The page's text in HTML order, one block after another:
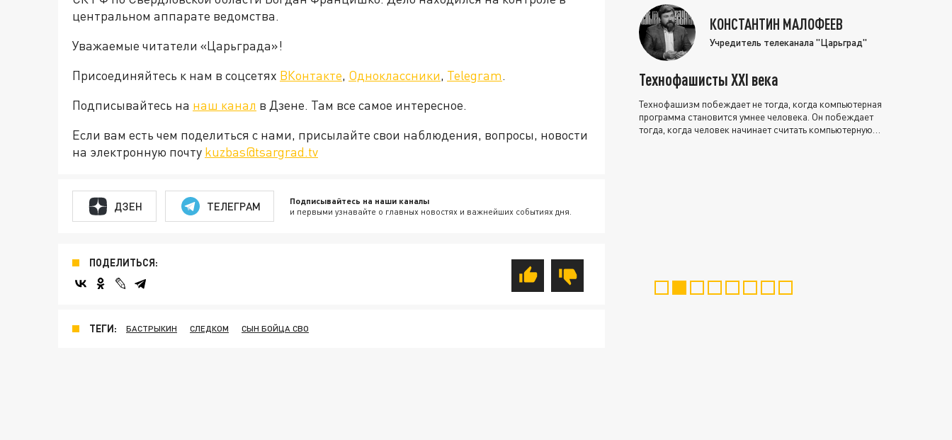
центральном аппарате ведомства.
Уважаемые читатели «Царьграда»!
Присоединяйтесь к нам в соцсетях ВКонтакте, Одноклассники, Telegram.
Подписывайтесь на наш канал в Дзене. Там все самое интересное.
Если вам есть чем поделиться с нами, присылайте свои наблюдения, вопросы, новости
на электронную почту kuzbas@tsargrad.tv
ДЗЕН ТЕЛЕГРАМ Подписывайтесь на наши каналы
и первыми узнавайте о главных новостях и важнейших событиях дня.
ПОДЕЛИТЬСЯ:
ТЕГИ: БАСТРЫКИН СЛЕДКОМ СЫН БОЙЦА СВО
КОНСТАНТИН МАЛОФЕЕВ
Учредитель телеканала "Царьград"
Технофашисты XXI века
Технофашизм побеждает не тогда, когда компьютерная
программа становится умнее человека. Он побеждает
тогда, когда человек начинает считать компьютерную